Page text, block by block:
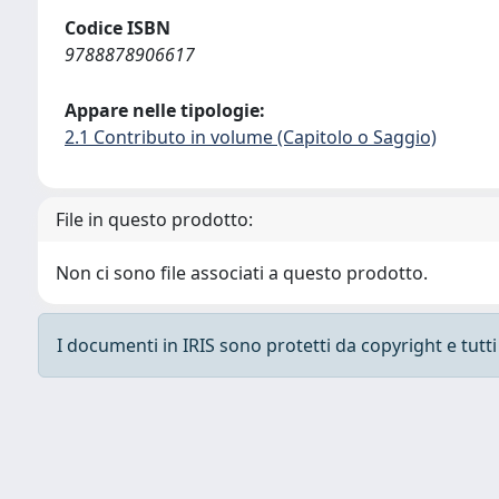
Codice ISBN
9788878906617
Appare nelle tipologie:
2.1 Contributo in volume (Capitolo o Saggio)
File in questo prodotto:
Non ci sono file associati a questo prodotto.
I documenti in IRIS sono protetti da copyright e